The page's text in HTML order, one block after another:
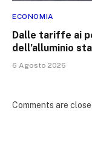
ECONOMIA
Dalle tariffe ai
dell’alluminio
6 Agosto 2026
Comments are